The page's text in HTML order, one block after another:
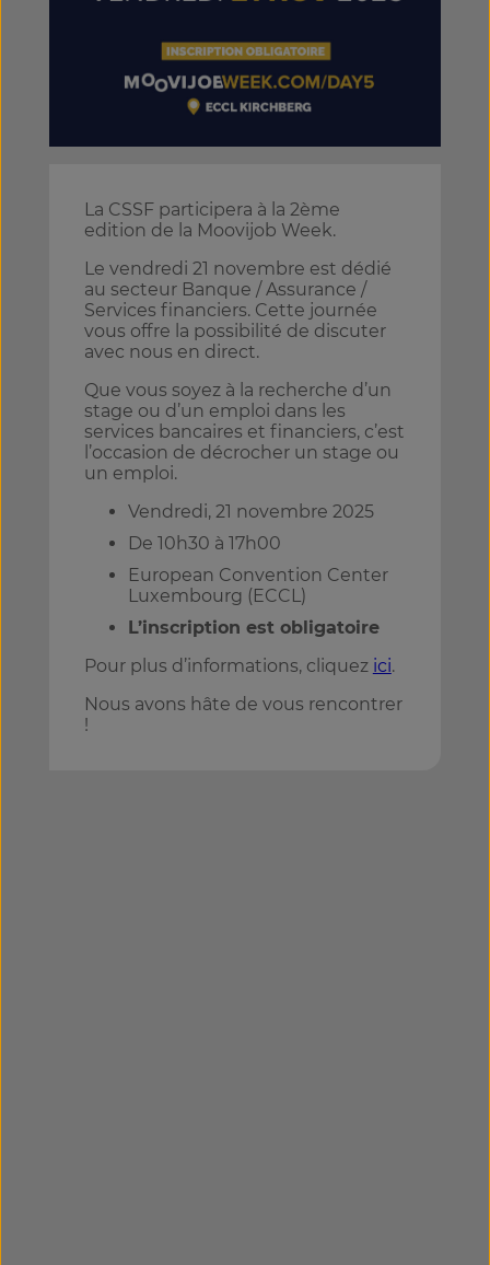
La CSSF participera à la 2ème
edition de la Moovijob Week.
Le vendredi 21 novembre est dédié
au secteur Banque / Assurance /
Services financiers. Cette journée
vous offre la possibilité de discuter
avec nous en direct.
Que vous soyez à la recherche d’un
stage ou d’un emploi dans les
services bancaires et financiers, c’est
l’occasion de décrocher un stage ou
un emploi.
Vendredi, 21 novembre 2025
De 10h30 à 17h00
European Convention Center
Luxembourg (ECCL)
L’inscription est obligatoire
Pour plus d’informations, cliquez ici.
Nous avons hâte de vous rencontrer
!